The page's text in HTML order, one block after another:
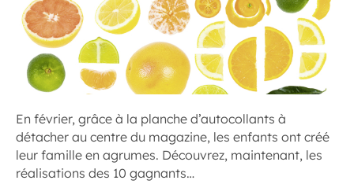
En février, grâce à la planche d’autocollants à
détacher au centre du magazine, les enfants ont créé
leur famille en agrumes. Découvrez, maintenant, les
réalisations des 10 gagnants…